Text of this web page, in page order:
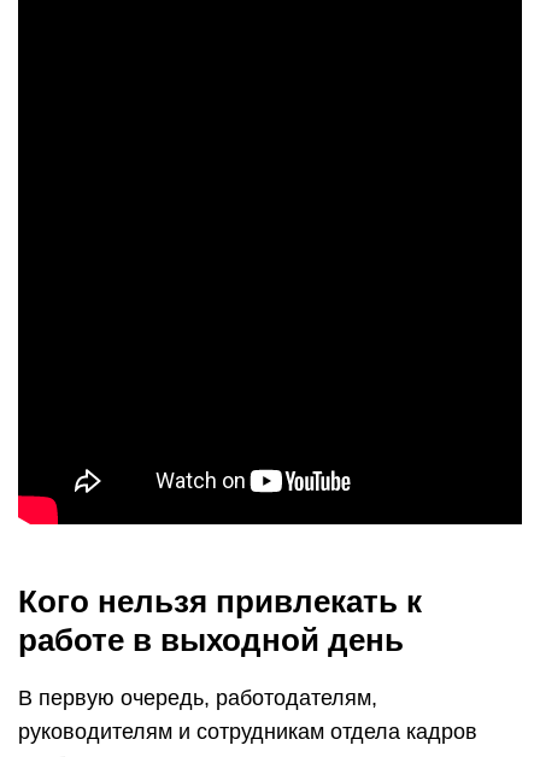
Кого нельзя привлекать к
работе в выходной день
В первую очередь, работодателям,
руководителям и сотрудникам отдела кадров